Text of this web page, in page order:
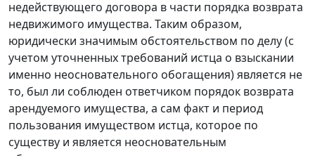
недействующего договора в части порядка возврата
недвижимого имущества. Таким образом,
юридически значимым обстоятельством по делу (с
учетом уточненных требований истца о взыскании
именно неосновательного обогащения) является не
то, был ли соблюден ответчиком порядок возврата
арендуемого имущества, а сам факт и период
пользования имуществом истца, которое по
существу и является неосновательным